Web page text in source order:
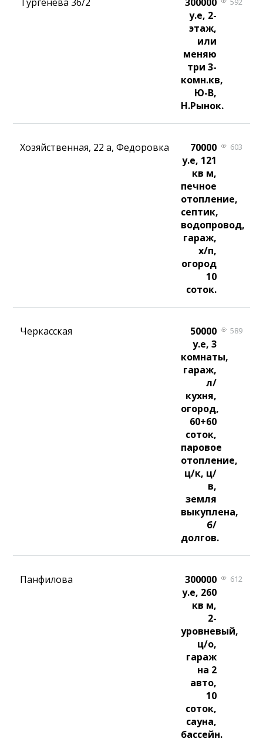
у.е, 2-
этаж,
или
меняю
три 3-
комн.кв,
Ю-В,
Н.Рынок.
Хозяйственная, 22 а, Федоровка
70000
у.е, 121
кв м,
печное
отопление,
септик,
водопровод,
гараж,
х/п,
огород
10
соток.
603
Черкасская
50000
у.е, 3
комнаты,
гараж,
л/
кухня,
огород,
60+60
соток,
паровое
отопление,
ц/к, ц/
в,
земля
выкуплена,
б/
долгов.
589
Панфилова
300000
у.е, 260
кв м,
2-
уровневый,
ц/о,
гараж
на 2
авто,
10
соток,
сауна,
бассейн.
612